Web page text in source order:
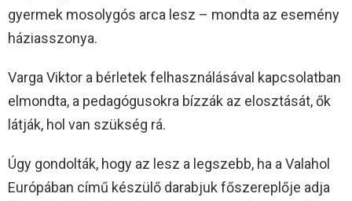
gyermek mosolygós arca lesz – mondta az esemény
háziasszonya.
Varga Viktor a bérletek felhasználásával kapcsolatban
elmondta, a pedagógusokra bízzák az elosztását, ők
látják, hol van szükség rá.
Úgy gondolták, hogy az lesz a legszebb, ha a Valahol
Európában című készülő darabjuk főszereplője adja